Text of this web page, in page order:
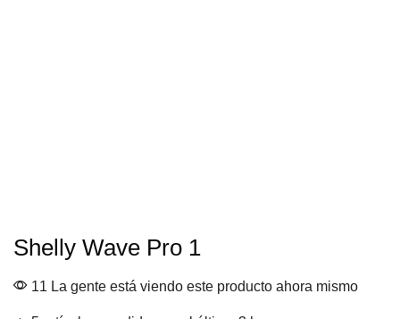
Shelly Wave Pro 1
11 La gente está viendo este producto ahora mismo